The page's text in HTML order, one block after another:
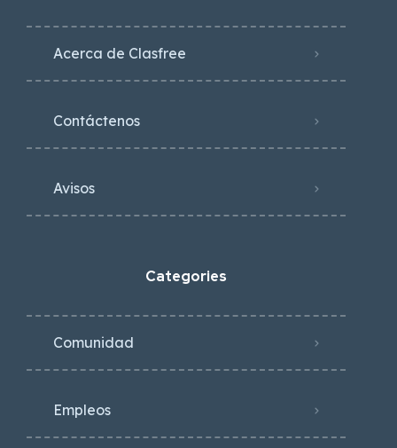
Acerca de Clasfree
Contáctenos
Avisos
Categories
Comunidad
Empleos